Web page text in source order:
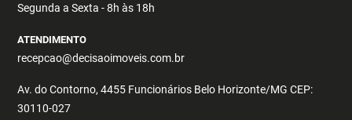
Segunda a Sexta - 8h às 18h
ATENDIMENTO
recepcao@decisaoimoveis.com.br
Av. do Contorno, 4455 Funcionários Belo Horizonte/MG CEP:
30110-027